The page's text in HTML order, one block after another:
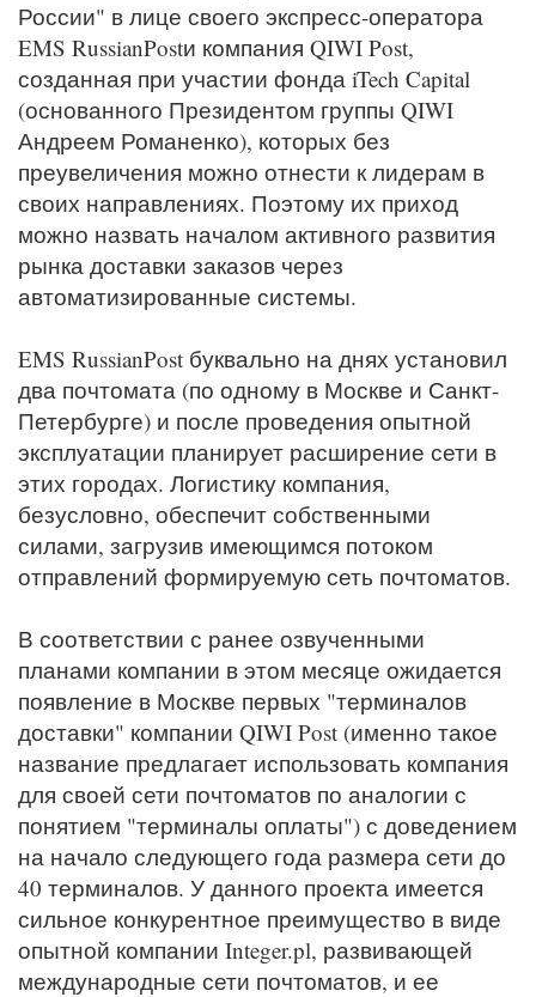
России" в лице своего экспресс-оператора
EMS RussianPostи компания QIWI Post,
созданная при участии фонда iTech Capital
(основанного Президентом группы QIWI
Андреем Романенко), которых без
преувеличения можно отнести к лидерам в
своих направлениях. Поэтому их приход
можно назвать началом активного развития
рынка доставки заказов через
автоматизированные системы.
EMS RussianPost буквально на днях установил
два почтомата (по одному в Москве и Санкт-
Петербурге) и после проведения опытной
эксплуатации планирует расширение сети в
этих городах. Логистику компания,
безусловно, обеспечит собственными
силами, загрузив имеющимся потоком
отправлений формируемую сеть почтоматов.
В соответствии с ранее озвученными
планами компании в этом месяце ожидается
появление в Москве первых "терминалов
доставки" компании QIWI Post (именно такое
название предлагает использовать компания
для своей сети почтоматов по аналогии с
понятием "терминалы оплаты") с доведением
на начало следующего года размера сети до
40 терминалов. У данного проекта имеется
сильное конкурентное преимущество в виде
опытной компании Integer.pl, развивающей
международные сети почтоматов, и ее